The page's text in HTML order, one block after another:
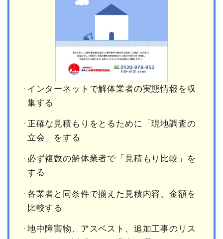
インターネットで解体業者の実態情報を収
集する
正確な見積もりをとるために「現地調査の
立会」をする
必ず複数の解体業者で「見積もり比較」を
する
各業者と同条件で揃えた見積内容、金額を
比較する
地中障害物、アスベスト、追加工事のリス